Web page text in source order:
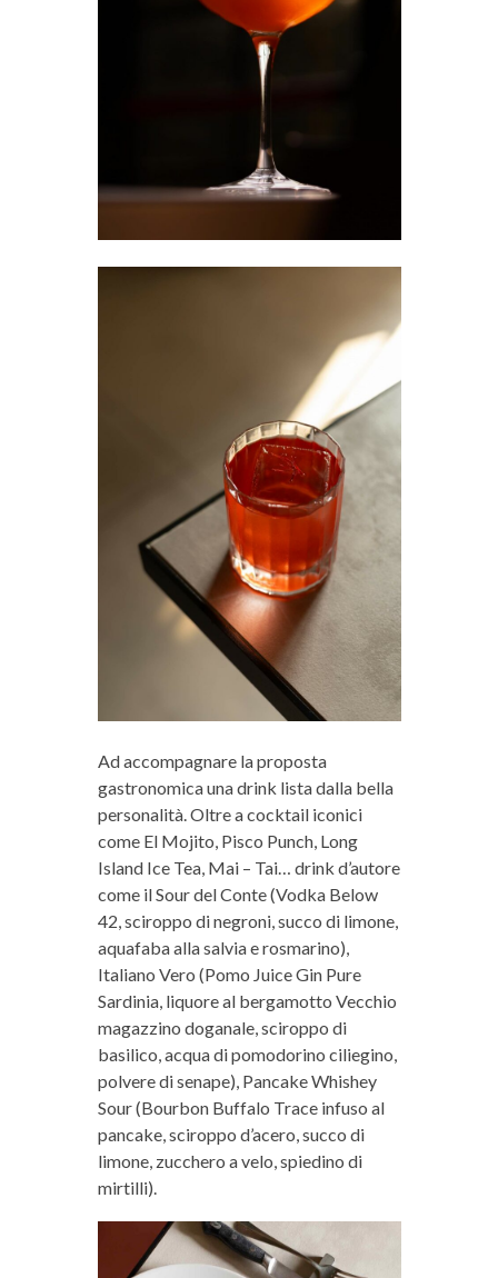
Ad accompagnare la proposta
gastronomica una drink lista dalla bella
personalità. Oltre a cocktail iconici
come El Mojito, Pisco Punch, Long
Island Ice Tea, Mai – Tai… drink d’autore
come il Sour del Conte (Vodka Below
42, sciroppo di negroni, succo di limone,
aquafaba alla salvia e rosmarino),
Italiano Vero (Pomo Juice Gin Pure
Sardinia, liquore al bergamotto Vecchio
magazzino doganale, sciroppo di
basilico, acqua di pomodorino ciliegino,
polvere di senape), Pancake Whishey
Sour (Bourbon Buffalo Trace infuso al
pancake, sciroppo d’acero, succo di
limone, zucchero a velo, spiedino di
mirtilli).